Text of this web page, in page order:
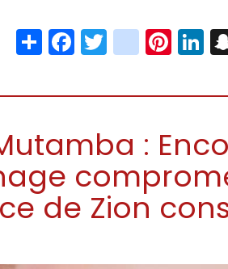
ShareFacebook
Twitter
:
de Zion